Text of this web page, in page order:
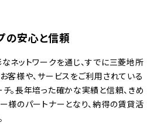
の安心と信頼
ネットワークを通じ、すでに三菱地所
客様や、サービスをご利用されている
。長年培った確かな実績と信頼、きめ
様のパートナーとなり、納得の賃貸活